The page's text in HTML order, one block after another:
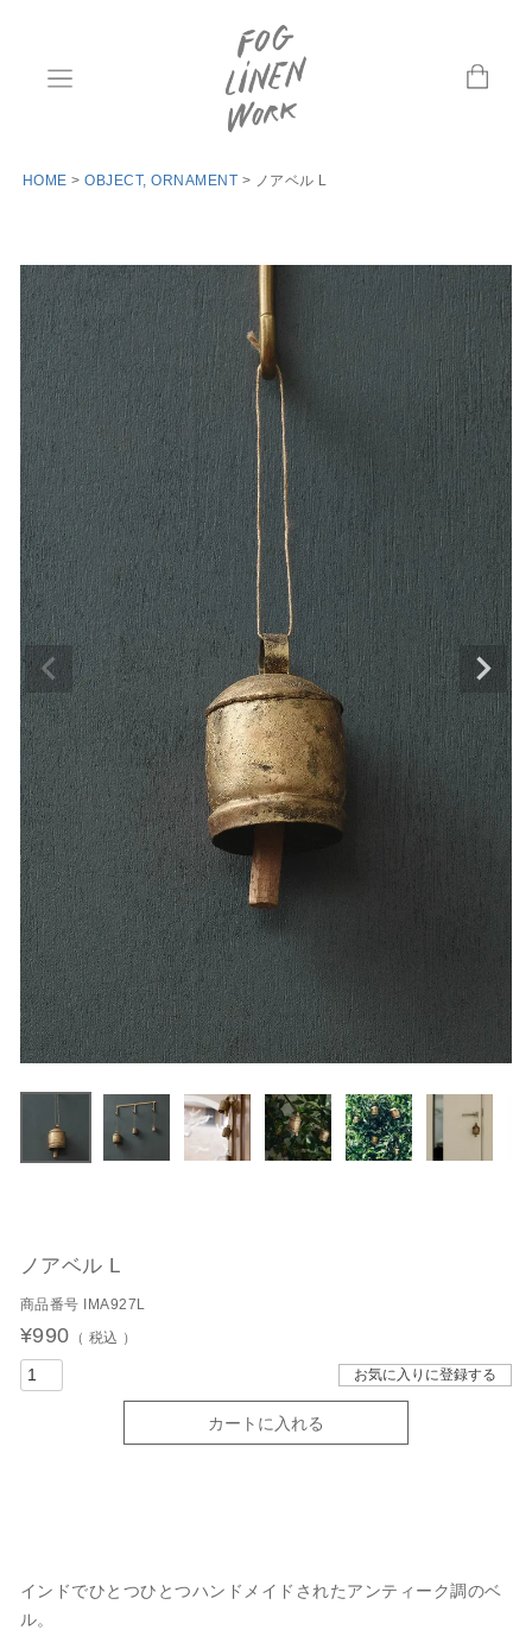
HOME OBJECT, ORNAMENT ノアベル L
ノアベル L
商品番号 IMA927L
¥990 税込
お気に入りに登録する
カートに入れる
インドでひとつひとつハンドメイドされたアンティーク調のベ
ル。